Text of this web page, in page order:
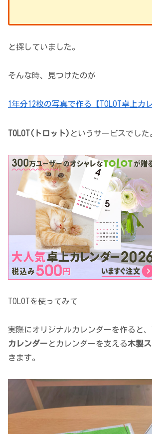
と探していました。
そんな時、見つけたのが
1年分12枚の写真で作る【TOLOT卓上カ
TOLOT(トロット) というサービスでした
TOLOTを使ってみて
実際にオリジナルカレンダーを作ると
カレンダー とカレンダーを支える木製
きます。